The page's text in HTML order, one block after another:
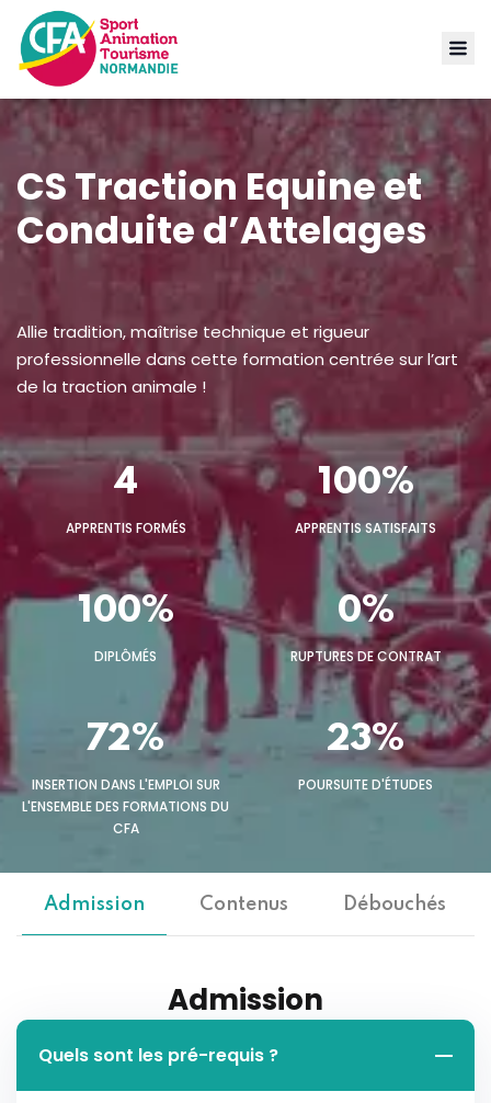
CS Traction Equine et
Conduite d’Attelages
Allie tradition, maîtrise technique et rigueur
professionnelle dans cette formation centrée sur l’art
de la traction animale !
4
APPRENTIS FORMÉS
100%
APPRENTIS SATISFAITS
100%
DIPLÔMÉS
0%
RUPTURES DE CONTRAT
72%
INSERTION DANS L'EMPLOI SUR
L'ENSEMBLE DES FORMATIONS DU
CFA
23%
POURSUITE D'ÉTUDES
Admission Contenus Débouchés
Admission
Quels sont les pré-requis ?